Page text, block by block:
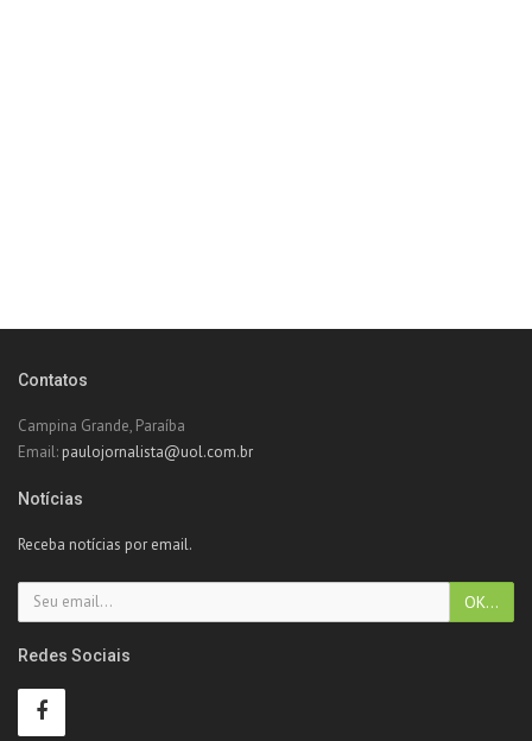
Contatos
Campina Grande, Paraíba
Email: paulojornalista@uol.com.br
Notícias
Receba notícias por email.
Redes Sociais